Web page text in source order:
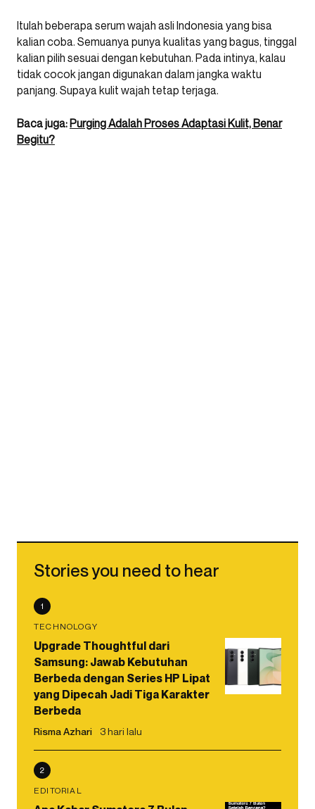
Itulah beberapa serum wajah asli Indonesia yang bisa
kalian coba. Semuanya punya kualitas yang bagus, tinggal
kalian pilih sesuai dengan kebutuhan. Pada intinya, kalau
tidak cocok jangan digunakan dalam jangka waktu
panjang. Supaya kulit wajah tetap terjaga.
Baca juga:Purging Adalah Proses Adaptasi Kulit, Benar
Begitu?
Stories you need to hear
1
TECHNOLOGY
Upgrade Thoughtful dari
Samsung: Jawab Kebutuhan
Berbeda dengan Series HP Lipat
yang Dipecah Jadi Tiga Karakter
Berbeda
Risma Azhari 3 hari lalu
2
EDITORIAL